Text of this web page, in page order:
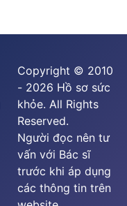
Copyright © 2010
- 2026 Hồ sơ sức
khỏe. All Rights
Reserved.
Người đọc nên tư
vấn với Bác sĩ
trước khi áp dụng
các thông tin trên